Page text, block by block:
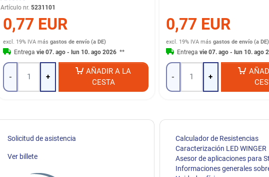
Artículo nr. 5231101
0,77 EUR
excl. 19% IVA másgastos de envío (a DE)
Entregavie 07. ago - lun 10. ago 2026 **
- +
AÑADIR A LA
CESTA
0,77 EUR
excl. 19% IVA más gastos de envío (a DE)
Entrega vie 07. ago - lun 10. ago
- +
Solicitud de asistencia
Ver billete
Calculador de Resistencias
Caracterización LED WINGER
Asesor de aplicaciones para
Informaciones generales